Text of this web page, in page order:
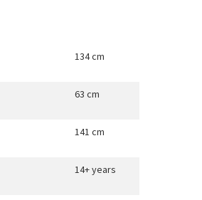
134 cm
63 cm
141 cm
14+ years